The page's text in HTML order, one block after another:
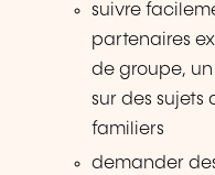
suivre
partenaires
de groupe,
sur des sujets
familiers
demander